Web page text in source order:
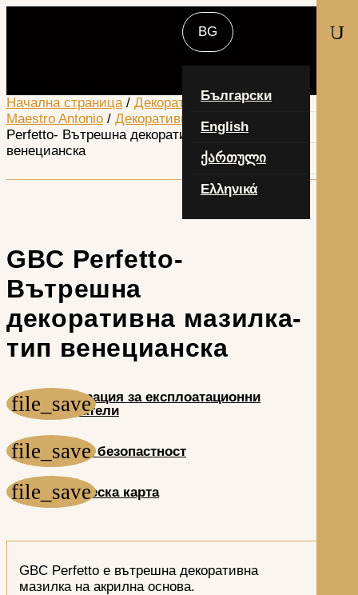
Български
English
ქართული
Ελληνικά
U
Начална страница/ Декоративни продукти -
Maestro Antonio / Декоративни мазилки
Perfetto- Вътрешна декоративна мазилка-тип
венецианска
GBC Perfetto-
Вътрешна
декоративна мазилка-
тип венецианска
Декларация за експлоатационни
показатели
Лист за безопастност
Техническа карта
GBC Perfetto е вътрешна декоративна
мазилка на акрилна основа.